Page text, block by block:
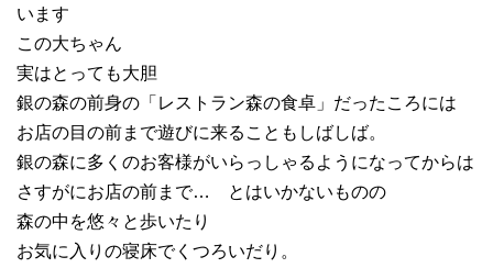
います
この大ちゃん
実はとっても大胆
銀の森の前身の「レストラン森の食卓」だったころには
お店の目の前まで遊びに来ることもしばしば。
銀の森に多くのお客様がいらっしゃるようになってからは
さすがにお店の前まで… とはいかないものの
森の中を悠々と歩いたり
お気に入りの寝床でくつろいだり。